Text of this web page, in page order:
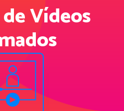
Vídeos